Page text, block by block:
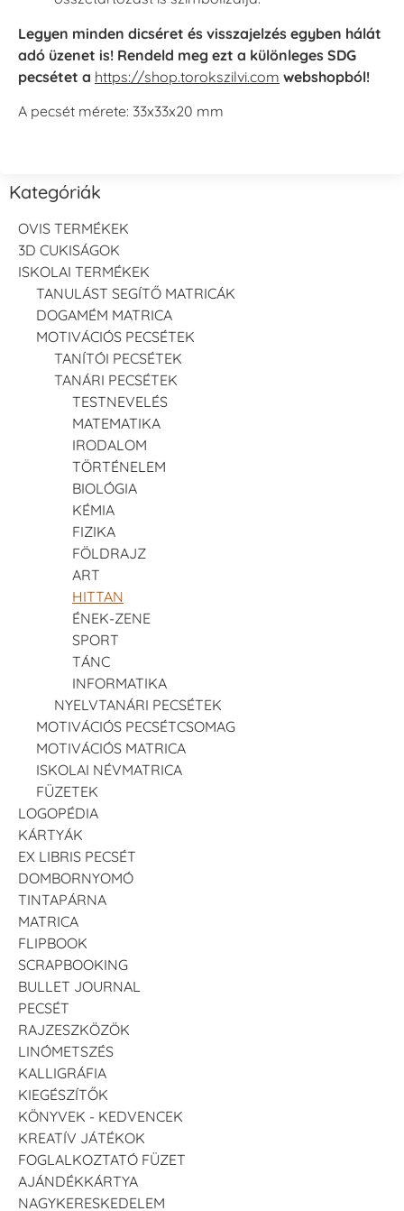
Legyen minden dicséret és visszajelzés egyben hálát
adó üzenet is! Rendeld meg ezt a különleges SDG
pecsétet a https://shop.torokszilvi.com webshopból!
A pecsét mérete: 33x33x20 mm
Kategóriák
OVIS TERMÉKEK
3D CUKISÁGOK
ISKOLAI TERMÉKEK
TANULÁST SEGÍTŐ MATRICÁK
DOGAMÉM MATRICA
MOTIVÁCIÓS PECSÉTEK
TANÍTÓI PECSÉTEK
TANÁRI PECSÉTEK
TESTNEVELÉS
MATEMATIKA
IRODALOM
TÖRTÉNELEM
BIOLÓGIA
KÉMIA
FIZIKA
FÖLDRAJZ
ART
HITTAN
ÉNEK-ZENE
SPORT
TÁNC
INFORMATIKA
NYELVTANÁRI PECSÉTEK
MOTIVÁCIÓS PECSÉTCSOMAG
MOTIVÁCIÓS MATRICA
ISKOLAI NÉVMATRICA
FÜZETEK
LOGOPÉDIA
KÁRTYÁK
EX LIBRIS PECSÉT
DOMBORNYOMÓ
TINTAPÁRNA
MATRICA
FLIPBOOK
SCRAPBOOKING
BULLET JOURNAL
PECSÉT
RAJZESZKÖZÖK
LINÓMETSZÉS
KALLIGRÁFIA
KIEGÉSZÍTŐK
KÖNYVEK - KEDVENCEK
KREATÍV JÁTÉKOK
FOGLALKOZTATÓ FÜZET
AJÁNDÉKKÁRTYA
NAGYKERESKEDELEM